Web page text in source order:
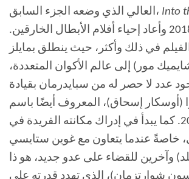
العالي الذي وضعه الجزء السابق، Into
الذي صدر عام 2018 وأعاد إحياء أفلام الأبطال الخارقين.
في ذلك وأكثر، حيث ينطلق بمايلز
مور) إلى عالم الأكوان المتعددة،
عدد لا حصر له من سبايدرمان بقيادة
(أوسكار إسحاق)، المعروف أيضًا باسم
سبايدرمان 2099. كما يبدأ في إدراك مكانته الفريدة في
خاصةً عندما يتعاون مع غوين ستايسي
وآخرين للقضاء على عدو جديد، هو ذا
شوارتزمان)، الذي تهدد قدرته على